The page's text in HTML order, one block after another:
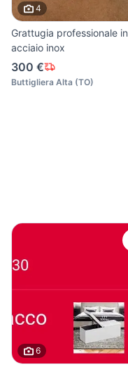
4
Grattugia professionale in
acciaio inox
300 €
Buttigliera Alta (TO)
6